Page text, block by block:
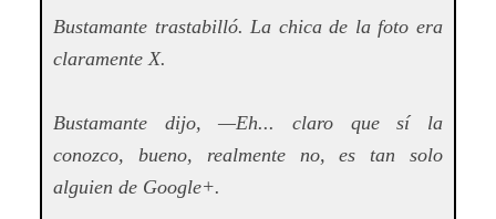
Bustamante trastabilló. La chica de la foto era
claramente X.
Bustamante dijo, —Eh... claro que sí la
conozco, bueno, realmente no, es tan solo
alguien de Google+.